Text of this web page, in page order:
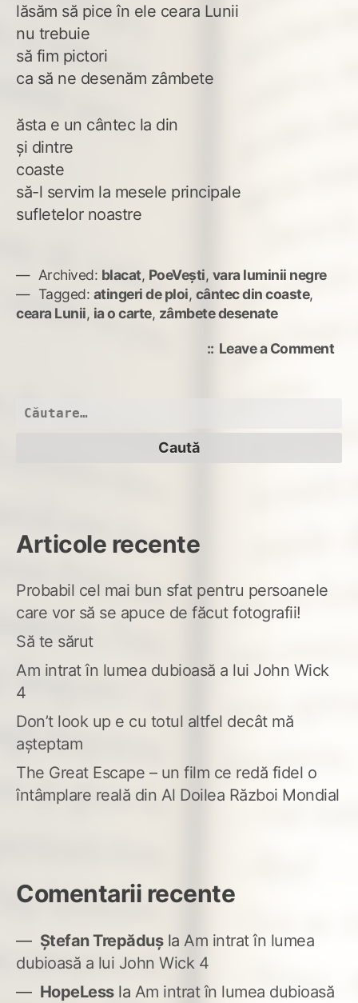
lăsăm să pice în ele ceara Lunii
nu trebuie
să fim pictori
ca să ne desenăm zâmbete
ăsta e un cântec la din
și dintre
coaste
să-l servim la mesele principale
sufletelor noastre
Archived: blacat, PoeVești, vara luminii negre
Tagged: atingeri de ploi, cântec din coaste,
ceara Lunii, ia o carte, zâmbete desenate
Leave a Commenton
Caută
Articole recente
Probabil cel mai bun sfat pentru persoanele
care vor să se apuce de făcut fotografii!
Să te sărut
Am intrat în lumea dubioasă a lui John Wick
4
Don’t look up e cu totul altfel decât mă
așteptam
The Great Escape – un film ce redă fidel o
întâmplare reală din Al Doilea Război Mondial
Comentarii recente
Ștefan Trepădușla Am intrat în lumea
dubioasă a lui John Wick 4
HopeLessla Am intrat în lumea dubioasă